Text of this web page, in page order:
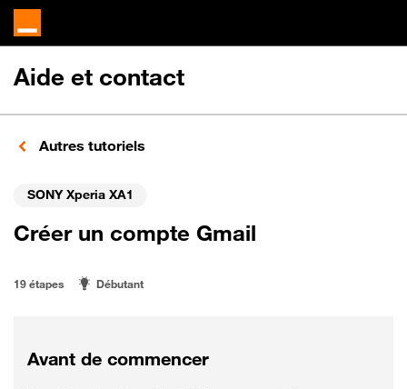
Aide et contact
Autres tutoriels
SONY Xperia XA1
Créer un compte Gmail
19 étapes Débutant
Avant de commencer